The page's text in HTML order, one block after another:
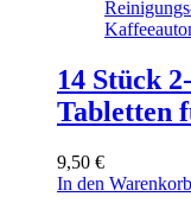
14 Stück
Tabletten
9,50 €
In den Warenkorb